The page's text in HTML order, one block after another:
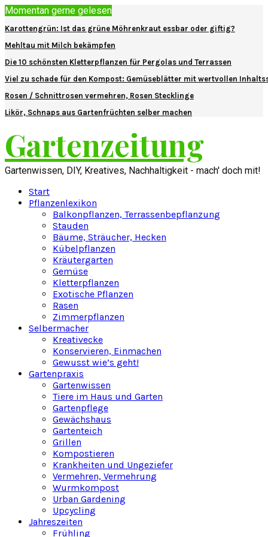
Momentan gerne gelesen
Karottengrün: Ist das grüne Möhrenkraut essbar oder giftig?
Mehltau mit Milch bekämpfen
Die 10 schönsten Kletterpflanzen für Pergolas und Terrassen
Viel zu schade für den Kompost: Gemüseblätter mit wertvollen
Rosen / Schnittrosen vermehren, Rosen Stecklinge
Likör, Schnaps aus Gartenfrüchten selber machen
Gartenzeitung
Gartenwissen, DIY, Kreatives, Nachhaltigkeit - mach' doch mit!
Start
Pflanzenlexikon
Balkonpflanzen, Terrassenbepflanzung
Stauden
Bäume, Sträucher, Hecken
Kübelpflanzen
Kräutergarten
Gemüse
Kletterpflanzen
Exotische Pflanzen
Rasen
Zimmerpflanzen
Selbermacher
Kreativecke
Konservieren, Einmachen
Gewusst wie’s geht!
Gartenpraxis
Gartenwissen
Tiere im Haus und Garten
Gartenpflege
Gewächshaus
Gartenteich
Grillen
Kompostieren
Krankheiten und Ungeziefer
Vermehren, Vermehrung
Wurmkompost
Urban Gardening
Upcycling
Jahreszeiten
Frühling